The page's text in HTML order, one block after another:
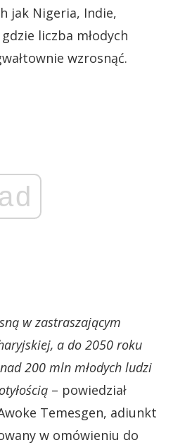
jak Nigeria, Indie,
liczba młodych
wzrosnąć.
ad
w zastraszającym
a do 2050 roku
200 mln młodych ludzi
– powiedział
Temesgen, adiunkt
w omówieniu do